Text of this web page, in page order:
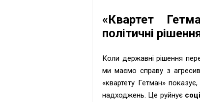
«Квартет
політичні
Коли державні рішення
ми маємо справу з
«квартету Гетман»
надходжень. Це руйнує